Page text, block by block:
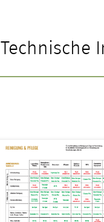
Technische